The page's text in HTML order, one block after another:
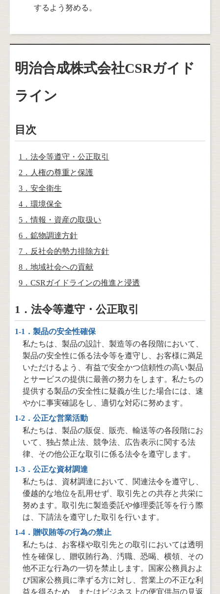
するよう努める。
明治合成株式会社CSRガイド
ライン
目次
1．法令等遵守・公正取引
2．人権の尊重と保護
3．安全衛生
4．環境保全
5．情報・資産の取扱い
6．鉱物調達方針
7．反社会的勢力排除方針
8．地域社会への貢献
9．CSRガイドラインの推進と浸透
1．法令等遵守・公正取引
1-1．製品の安全性確保
私たちは、製品の設計、製造等の各段階において、
製品の安全性に係る法令等を遵守し、お客様に満足
いただけるよう、有益で安全かつ信頼性の高い製品
とサービスの提供に最善の努力をします。私たちの
提供する製品の安全性に疑義が生じた場合には、速
やかに事実確認をし、適切な対応に努めます。
1-2．公正な営業活動
私たちは、製品の販促、販売、輸送等の各段階にお
いて、独占禁止法、競争法、広告表示に関する法
律、その他公正な取引に係る法令を遵守します。
1-3．公正な資材調達
私たちは、資材調達において、関連法令を遵守し、
優越的な地位を乱用せず、取引先との共存と共栄に
努めます。取引先に製造委託や修理委託等を行う際
は、下請法を遵守した取引を行います。
1-4．贈収賄等の行為の禁止
私たちは、お客様や取引先との取引においては透明
性を確保し、贈収賄行為、汚職、恐喝、横領、その
他不正な行為の一切を禁止します。国家公務員およ
び国家公務員に準ずる方に対し、営業上の不正な利
益を得るため、またはビジネス上の便宜供与の見返